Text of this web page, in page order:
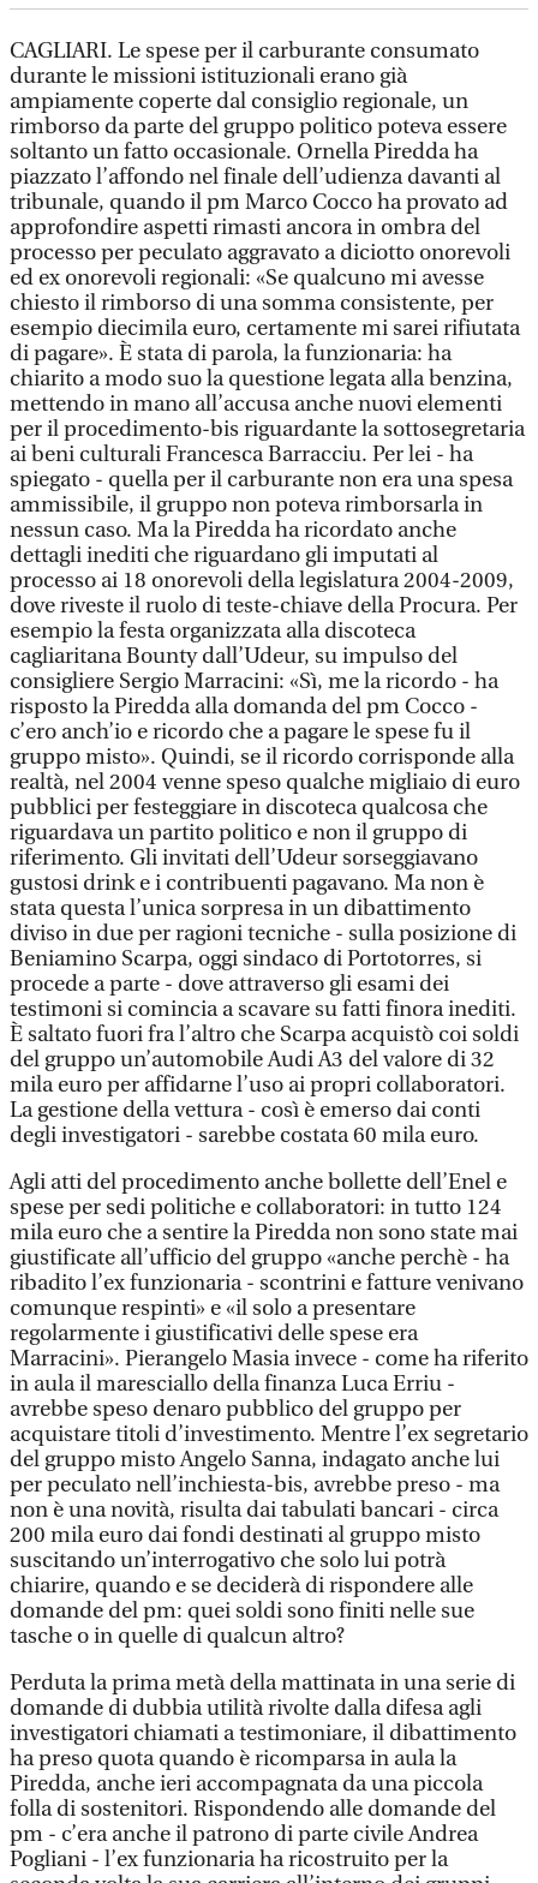
CAGLIARI. Le spese per il carburante consumato
durante le missioni istituzionali erano già
ampiamente coperte dal consiglio regionale, un
rimborso da parte del gruppo politico poteva essere
soltanto un fatto occasionale. Ornella Piredda ha
piazzato l’affondo nel finale dell’udienza davanti al
tribunale, quando il pm Marco Cocco ha provato ad
approfondire aspetti rimasti ancora in ombra del
processo per peculato aggravato a diciotto onorevoli
ed ex onorevoli regionali: «Se qualcuno mi avesse
chiesto il rimborso di una somma consistente, per
esempio diecimila euro, certamente mi sarei rifiutata
di pagare». È stata di parola, la funzionaria: ha
chiarito a modo suo la questione legata alla benzina,
mettendo in mano all’accusa anche nuovi elementi
per il procedimento-bis riguardante la sottosegretaria
ai beni culturali Francesca Barracciu. Per lei - ha
spiegato - quella per il carburante non era una spesa
ammissibile, il gruppo non poteva rimborsarla in
nessun caso. Ma la Piredda ha ricordato anche
dettagli inediti che riguardano gli imputati al
processo ai 18 onorevoli della legislatura 2004-2009,
dove riveste il ruolo di teste-chiave della Procura. Per
esempio la festa organizzata alla discoteca
cagliaritana Bounty dall’Udeur, su impulso del
consigliere Sergio Marracini: «Sì, me la ricordo - ha
risposto la Piredda alla domanda del pm Cocco -
c’ero anch’io e ricordo che a pagare le spese fu il
gruppo misto». Quindi, se il ricordo corrisponde alla
realtà, nel 2004 venne speso qualche migliaio di euro
pubblici per festeggiare in discoteca qualcosa che
riguardava un partito politico e non il gruppo di
riferimento. Gli invitati dell’Udeur sorseggiavano
gustosi drink e i contribuenti pagavano. Ma non è
stata questa l’unica sorpresa in un dibattimento
diviso in due per ragioni tecniche - sulla posizione di
Beniamino Scarpa, oggi sindaco di Portotorres, si
procede a parte - dove attraverso gli esami dei
testimoni si comincia a scavare su fatti finora inediti.
È saltato fuori fra l’altro che Scarpa acquistò coi soldi
del gruppo un’automobile Audi A3 del valore di 32
mila euro per affidarne l’uso ai propri collaboratori.
La gestione della vettura - così è emerso dai conti
degli investigatori - sarebbe costata 60 mila euro.
Agli atti del procedimento anche bollette dell’Enel e
spese per sedi politiche e collaboratori: in tutto 124
mila euro che a sentire la Piredda non sono state mai
giustificate all’ufficio del gruppo «anche perchè - ha
ribadito l’ex funzionaria - scontrini e fatture venivano
comunque respinti» e «il solo a presentare
regolarmente i giustificativi delle spese era
Marracini». Pierangelo Masia invece - come ha riferito
in aula il maresciallo della finanza Luca Erriu -
avrebbe speso denaro pubblico del gruppo per
acquistare titoli d’investimento. Mentre l’ex segretario
del gruppo misto Angelo Sanna, indagato anche lui
per peculato nell’inchiesta-bis, avrebbe preso - ma
non è una novità, risulta dai tabulati bancari - circa
200 mila euro dai fondi destinati al gruppo misto
suscitando un’interrogativo che solo lui potrà
chiarire, quando e se deciderà di rispondere alle
domande del pm: quei soldi sono finiti nelle sue
tasche o in quelle di qualcun altro?
Perduta la prima metà della mattinata in una serie di
domande di dubbia utilità rivolte dalla difesa agli
investigatori chiamati a testimoniare, il dibattimento
ha preso quota quando è ricomparsa in aula la
Piredda, anche ieri accompagnata da una piccola
folla di sostenitori. Rispondendo alle domande del
pm - c’era anche il patrono di parte civile Andrea
Pogliani - l’ex funzionaria ha ricostruito per la